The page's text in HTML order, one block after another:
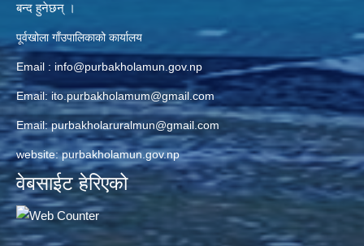
बन्द हुनेछन् ।
पूर्वखोला गाँउपालिकाको कार्यालय
Email : info@purbakholamun.gov.np
Email: ito.purbakholamum@gmail.com
Email:purbakholaruralmun@gmail.com
website: purbakholamun.gov.np
वेबसाईट हेरिएको